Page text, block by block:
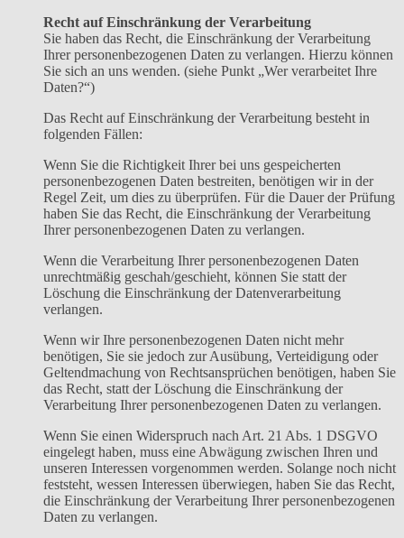
Recht auf Einschränkung der Verarbeitung
Sie haben das Recht, die Einschränkung der Verarbeitung
Ihrer personenbezogenen Daten zu verlangen. Hierzu können
Sie sich an uns wenden. (siehe Punkt „Wer verarbeitet Ihre
Daten?“)
Das Recht auf Einschränkung der Verarbeitung besteht in
folgenden Fällen:
Wenn Sie die Richtigkeit Ihrer bei uns gespeicherten
personenbezogenen Daten bestreiten, benötigen wir in der
Regel Zeit, um dies zu überprüfen. Für die Dauer der Prüfung
haben Sie das Recht, die Einschränkung der Verarbeitung
Ihrer personenbezogenen Daten zu verlangen.
Wenn die Verarbeitung Ihrer personenbezogenen Daten
unrechtmäßig geschah/geschieht, können Sie statt der
Löschung die Einschränkung der Datenverarbeitung
verlangen.
Wenn wir Ihre personenbezogenen Daten nicht mehr
benötigen, Sie sie jedoch zur Ausübung, Verteidigung oder
Geltendmachung von Rechtsansprüchen benötigen, haben Sie
das Recht, statt der Löschung die Einschränkung der
Verarbeitung Ihrer personenbezogenen Daten zu verlangen.
Wenn Sie einen Widerspruch nach Art. 21 Abs. 1 DSGVO
eingelegt haben, muss eine Abwägung zwischen Ihren und
unseren Interessen vorgenommen werden. Solange noch nicht
feststeht, wessen Interessen überwiegen, haben Sie das Recht,
die Einschränkung der Verarbeitung Ihrer personenbezogenen
Daten zu verlangen.